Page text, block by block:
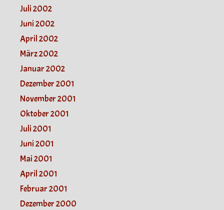
Juli 2002
Juni 2002
April 2002
März 2002
Januar 2002
Dezember 2001
November 2001
Oktober 2001
Juli 2001
Juni 2001
Mai 2001
April 2001
Februar 2001
Dezember 2000